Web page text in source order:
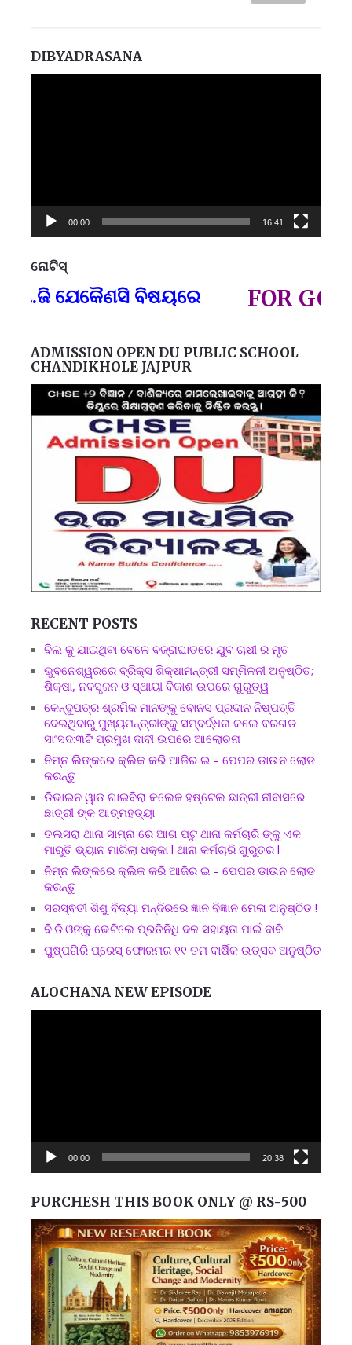
DIBYADRASANA
00:00 16:41
ନୋଟିସ୍
ଯେକୈଣସି ବିଷୟରେ FOR GOVT
ADMISSION OPEN DU PUBLIC SCHOOL
CHANDIKHOLE JAJPUR
RECENT POSTS
ବିଲ କୁ ଯାଇଥିବା ବେଳେ ବଜ୍ରାଘାତରେ ଯୁବ ଚାଷୀ ର ମୃତ
ଭୁବନେଶ୍ୱରରେ ବ୍ରିକ୍ସ ଶିକ୍ଷାମନ୍ତ୍ରୀ ସମ୍ମିଳନୀ ଅନୁଷ୍ଠିତ;
ଶିକ୍ଷା, ନବସୃଜନ ଓ ସ୍ଥାୟୀ ବିକାଶ ଉପରେ ଗୁରୁତ୍ୱ
କେନ୍ଦୁପତ୍ର ଶ୍ରମିକ ମାନଙ୍କୁ ବୋନସ ପ୍ରଦାନ ନିଷ୍ପତ୍ତି
ଦେଇଥିବାରୁ ମୁଖ୍ୟମନ୍ତ୍ରୀଙ୍କୁ ସମ୍ବର୍ଦ୍ଧନା କଲେ ବରଗଡ
ସାଂସଦ:୩ଟି ପ୍ରମୁଖ ଦାବୀ ଉପରେ ଆଲୋଚନା
ନିମ୍ନ ଲିଙ୍କରେ କ୍ଲିକ କରି ଆଜିର ଇ – ପେପର ଡାଉନ ଲୋଡ
କରନ୍ତୁ
ଡିଭାଇନ ୱାଡ ଗାଇବିରା କଲେଜ ହଷ୍ଟେଲ ଛାତ୍ରୀ ନୀବାସରେ
ଛାତ୍ରୀ ଙ୍କ ଆତ୍ମହତ୍ୟା
ତଲସରା ଥାନା ସାମ୍ନା ରେ ଆଗ ପଟୁ ଥାନା କର୍ମଚାରି ଙ୍କୁ ଏକ
ମାରୁତି ଭ୍ୟାନ ମାରିଲା ଧକ୍କା l ଥାନା କର୍ମଚାରି ଗୁରୁତର l
ନିମ୍ନ ଲିଙ୍କରେ କ୍ଲିକ କରି ଆଜିର ଇ – ପେପର ଡାଉନ ଲୋଡ
କରନ୍ତୁ
ସରସ୍ଵତୀ ଶିଶୁ ବିଦ୍ୟା ମନ୍ଦିରରେ ଜ୍ଞାନ ବିଜ୍ଞାନ ମେଳା ଅନୁଷ୍ଠିତ !
ବି.ଡି.ଓଙ୍କୁ ଭେଟିଲେ ପ୍ରତିନିଧି ଦଳ ସହାୟତା ପାଇଁ ଦାବି
ପୁଷ୍ପଗିରି ପ୍ରେସ୍ ଫୋରମର ୧୧ ତମ ବାର୍ଷିକ ଉତ୍ସବ ଅନୁଷ୍ଠିତ
ALOCHANA NEW EPISODE
00:00 20:38
PURCHESH THIS BOOK ONLY @ RS-500